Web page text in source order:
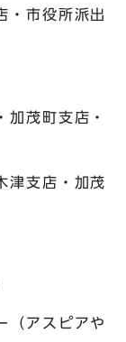
・市役所派出
加茂町支店・
津支店・加茂
（アスピアや